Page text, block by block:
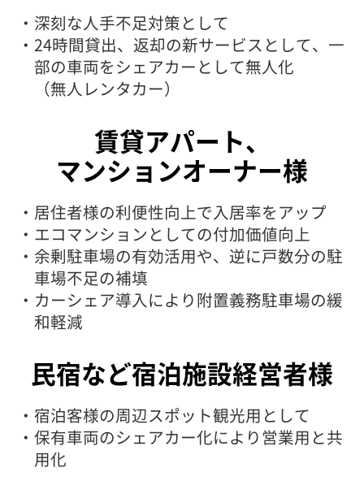
・深刻な人手不足対策として
・24時間貸出、返却の新サービスとして、一
部の車両をシェアカーとして無人化
（無人レンタカー）
賃貸アパート、
マンションオーナー様
・居住者様の利便性向上で入居率をアップ
・エコマンションとしての付加価値向上
・余剰駐車場の有効活用や、逆に戸数分の駐
車場不足の補填
・カーシェア導入により附置義務駐車場の緩
和軽減
民宿など宿泊施設経営者様
・宿泊客様の周辺スポット観光用として
・保有車両のシェアカー化により営業用と共
用化